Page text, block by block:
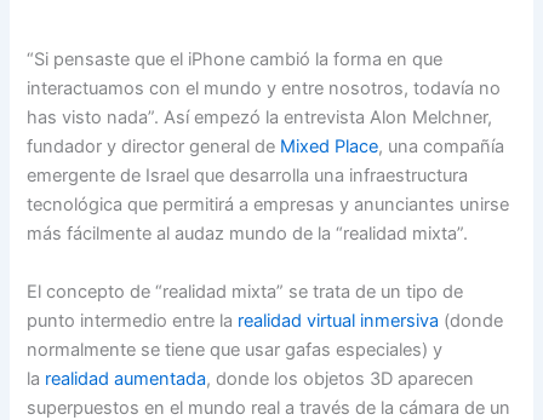
“Si pensaste que el iPhone cambió la forma en que
interactuamos con el mundo y entre nosotros, todavía no
has visto nada”. Así empezó la entrevista Alon Melchner,
fundador y director general de Mixed Place, una compañía
emergente de Israel que desarrolla una infraestructura
tecnológica que permitirá a empresas y anunciantes unirse
más fácilmente al audaz mundo de la “realidad mixta”.
El concepto de “realidad mixta” se trata de un tipo de
punto intermedio entre la realidad virtual inmersiva (donde
normalmente se tiene que usar gafas especiales) y
la realidad aumentada, donde los objetos 3D aparecen
superpuestos en el mundo real a través de la cámara de un